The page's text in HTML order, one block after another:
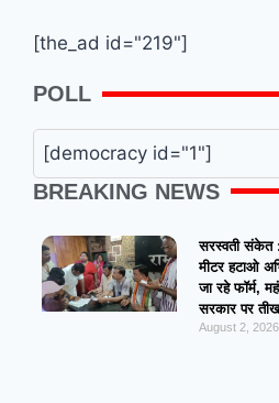
[the_ad id="219"]
POLL
[democracy id="1"]
BREAKING NEWS
सरस्वती संकेत
मीटर हटाओ
जा रहे फॉर्म,
सरकार पर
August 2, 2026